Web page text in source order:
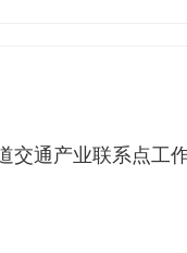
交通产业联系点工